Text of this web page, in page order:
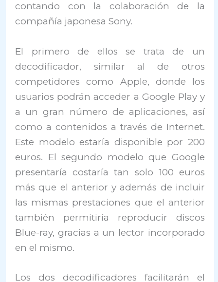
contando con la colaboración de la
compañía japonesa Sony.
El primero de ellos se trata de un
decodificador, similar al de otros
competidores como Apple, donde los
usuarios podrán acceder a Google Play y
a un gran número de aplicaciones, así
como a contenidos a través de Internet.
Este modelo estaría disponible por 200
euros. El segundo modelo que Google
presentaría costaría tan solo 100 euros
más que el anterior y además de incluir
las mismas prestaciones que el anterior
también permitiría reproducir discos
Blue-ray, gracias a un lector incorporado
en el mismo.
Los dos decodificadores facilitarán el